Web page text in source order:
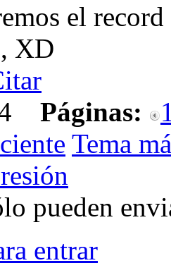
el
XD
4 Páginas:
Tema
pueden
entrar